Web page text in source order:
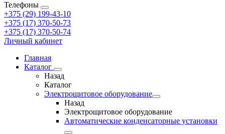
Телефоны
+375 (29) 199-43-10
+375 (17) 370-50-73
+375 (17) 370-50-74
Личный кабинет
Главная
Каталог
Назад
Каталог
Электрощитовое оборудование
Назад
Электрощитовое оборудование
Автоматические конденсаторные установки